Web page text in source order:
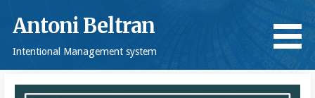
Antoni Beltran
Intentional Management system